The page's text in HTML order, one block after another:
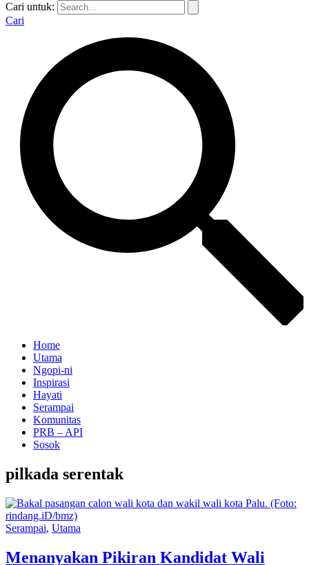
Cari untuk:
Cari
Home
Utama
Ngopi-ni
Inspirasi
Hayati
Serampai
Komunitas
PRB – API
Sosok
pilkada serentak
Serampai, Utama
Menanyakan Pikiran Kandidat Wali